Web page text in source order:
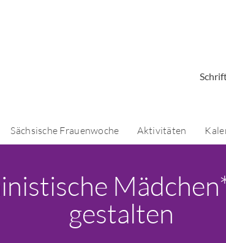
Sächsische Frauenwoche Aktivitäten
gestalten